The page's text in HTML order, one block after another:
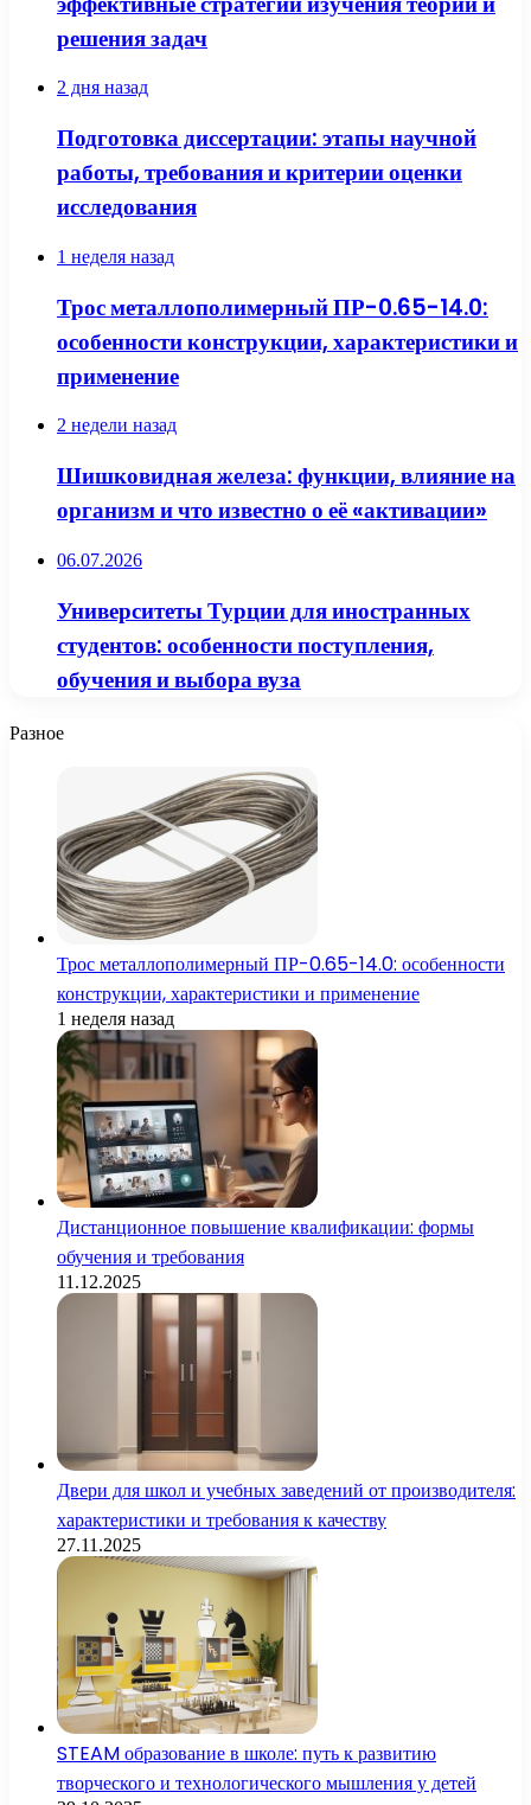
решения задач
2 дня назад
Подготовка диссертации: этапы научной
работы, требования и критерии оценки
исследования
1 неделя назад
Трос металлополимерный ПР-0.65-14.0:
особенности конструкции, характеристики и
применение
2 недели назад
Шишковидная железа: функции, влияние на
организм и что известно о её «активации»
06.07.2026
Университеты Турции для иностранных
студентов: особенности поступления,
обучения и выбора вуза
Разное
Трос металлополимерный ПР-0.65-14.0: особенности
конструкции, характеристики и применение
1 неделя назад
Дистанционное повышение квалификации: формы
обучения и требования
11.12.2025
Двери для школ и учебных заведений от производителя:
характеристики и требования к качеству
27.11.2025
STEAM образование в школе: путь к развитию
творческого и технологического мышления у детей